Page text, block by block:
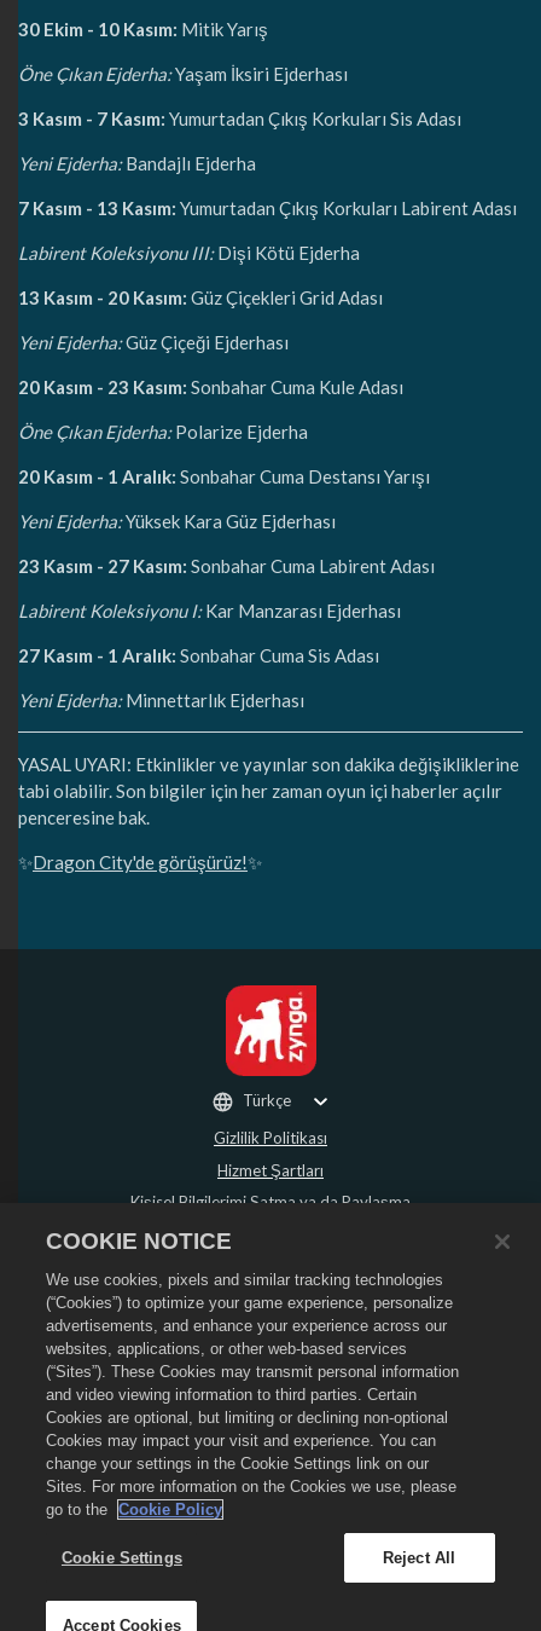
30 Ekim - 10 Kasım: Mitik Yarış
Öne Çıkan Ejderha:Yaşam İksiri Ejderhası
3 Kasım - 7 Kasım: Yumurtadan Çıkış Korkuları Sis Adası
Yeni Ejderha:Bandajlı Ejderha
7 Kasım - 13 Kasım: Yumurtadan Çıkış Korkuları Labirent Adası
Labirent Koleksiyonu III:Dişi Kötü Ejderha
13 Kasım - 20 Kasım: Güz Çiçekleri Grid Adası
Yeni Ejderha:Güz Çiçeği Ejderhası
20 Kasım - 23 Kasım: Sonbahar Cuma Kule Adası
Öne Çıkan Ejderha:Polarize Ejderha
20 Kasım - 1 Aralık: Sonbahar Cuma Destansı Yarışı
Yeni Ejderha:Yüksek Kara Güz Ejderhası
23 Kasım - 27 Kasım: Sonbahar Cuma Labirent Adası
Labirent Koleksiyonu I:Kar Manzarası Ejderhası
27 Kasım - 1 Aralık: Sonbahar Cuma Sis Adası
Yeni Ejderha:Minnettarlık Ejderhası
YASAL UYARI: Etkinlikler ve yayınlar son dakika değişikliklerine
tabi olabilir. Son bilgiler için her zaman oyun içi haberler açılır
penceresine bak.
✨Dragon City'de görüşürüz!✨
Gizlilik Politikası
Hizmet Şartları
Kişisel Bilgilerimi Satma ya da Paylaşma
Para İadesi Politikası
Mağaza Desteği
Oyun Desteği
Çerez Ayarları
©2026Social Point S.L. Dragon City ve Dragon City logosu Social Point S.L.
şirketinin ticari markalarıdır. Tüm hakları saklıdır. Dragon City Mağazası
Zynga, Inc. tarafından işletilmektedir. Teklifler sadece Dragon City'de oyun
içinde geçerlidir. Teklif kullanılabilirliği ve fiyatlandırma bölgeye göre
değişir.
Türkçe
COOKIE NOTICE
We use cookies, pixels and similar tracking technologies
(“Cookies”) to optimize your game experience, personalize
advertisements, and enhance your experience across our
websites, applications, or other web-based services
(“Sites”). These Cookies may transmit personal information
and video viewing information to third parties. Certain
Cookies are optional, but limiting or declining non-optional
Cookies may impact your visit and experience. You can
change your settings in the Cookie Settings link on our
Sites. For more information on the Cookies we use, please
go to the
Cookie Policy
Cookie Settings Reject All
Accept Cookies